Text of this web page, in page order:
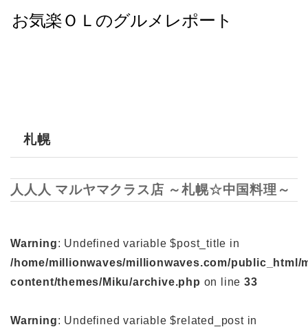
札幌
人人人 マルヤマクラス店 ～札幌☆中国料理～
Warning: Undefined variable $post_title in
/home/millionwaves/millionwaves.com/public_html/
content/themes/Miku/archive.php on line33
Warning: Undefined variable $related_post in